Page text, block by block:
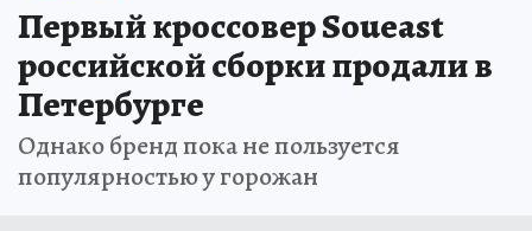
Первый кроссовер Soueast
российской сборки продали в
Петербурге
Однако бренд пока не пользуется
популярностью у горожан